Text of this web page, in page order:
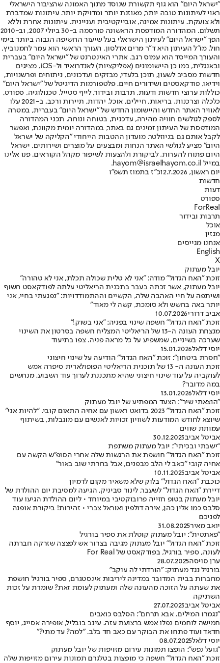
"ישראל היום" הוא גוף תקשורת שנוסד מתוך האמונה שהציבור הישראלי
ראוי לעיתונות טובה יותר, מאוזנת יותר ומדויקת יותר. עיתונות שמדברת
ולא צועקת. עיתונות אמינה, אובייקטיבית ועניינית. עיתונות אחרת וללא
תשלום. המהדורה המודפסת הראשונה פורסמה ב-30 ביולי 2007, וב-2010
הפך "ישראל היום" לעיתון הישראלי בעל שיעור החשיפה הגבוה ביותר בימי
חול. מו"ל העיתון היא ד"ר מרים אדלסון. העורך הראשי הוא עמר לחמנוביץ,
והעורך המייסד הוא עמוס רגב. אתרי האינטרנט של "ישראל היום" בעברית
ובאנגלית, כמו כן היישומונים (אפליקציות) לאנדרואיד ול-iOS, מציגים
חדשות מסביב לשעון, תוכן בלעדי, מבזקים ועדכונים, ניתוחים ופרשנויות,
וידיאו, פודקאסטים ושידורים חיים. פלטפורמות הדיגיטל של "ישראל היום"
כוללות ערוצי חדשות ודעות, תרבות ובידור, לייף סטייל, טכנולוגיה, ספורט,
כלכלה וצרכנות, בריאות, חיילים, אוכל, יהדות, תיירות ורכב. ב-2021 עלו
לאוויר האתר החדש והיישומון החדש של "ישראל היום" בעברית, במטרה
לספק לגולשים חוויה מהירה, עדכנית, בטוחה ונוחה. תכני המהדורה
המודפסת של העיתון זמינים גם באתר, במהדורה יומית מקוונת, ואפשר
לקבל אותם גם בניוזלטר. מועדון ההטבות הייחודי "הקליקה של ישראל
היום" מציע לגולשי האתר הנחות ומבצעים על מוצרים ושירותים. ישראל
היום פתוח להערות, לביקורת ולהצעות לשיפור מקהל הקוראים. פנו אלינו
במייל hayom@israelhayom.co.il.
יום ראשון, 12.7.2026
כ"ז בתמוז תשפ"ו
חדשות
דעות
ספורט
ForReal
תרבות ובידור
אוכל
מגזין
אנחנו מגייסים
English
X
יובל מעתוק
זוכת "האח הגדול" מודה: "אני לא טלית שכולה תכלת, אני לא טהורה"
יובל מעתוק, אשר זכתה בעבר בתכנית הריאליטי עלתה לפודקאסט חשוף
ושיתפה על חיי האהבה שלה, הקשיים וההתמודדויות: "נפגעתי בחיי, אני
יותר באה בחשש ולא סומכת, קשה לי מאוד"
אביב דרורי10.07.2026
זוכת "האח הגדול" חשפה שינוי בפניה: "אני בשוק!"
מנצחת העונה ה-13 של הריאליטי המצליח חשפה בסרטון את השינוי
שערכה בשיניים, שמשפיע על כל מראה פניה. צפו בתיעוד
יוסי דלאל15.01.2026
"חסרת ביטחון": זוכת "האח הגדול" הודיעה על שינוי חיצוני
זוכת העונה ה- 13 של תוכנית הריאליטי הפופולארית סיפרה אמש
לעוקביה על עוד שינוי חיצוני שהיא מתכננת לערוך עוד השבוע. מנחשים
במה מדובר?
יוסי דלאל13.01.2026
״הוצאתי שיר״: הצעד המפתיע של יובל מעתוק
זוכת ״האח הגדול״ 2023 בדואט ראשון עם אחיה התאום קובי. “להיות אני”
שיוצא לחודש המודעות לשוויון זכויות לאנשים עם מוגבלות, בשיתוף
עמותת שווים
אביטל אביב30.12.2025
“ישבתי ובכיתי”: יובל מעתוק משתפת
זוכת ״האח הגדול״ חושפת את הרגשות שלה אחרי הסופ"ש הקשה עם
אחיה קובי ״כאב לי הלב מבפנים, אבל בחרתי שוב באור”
אביטל אביב10.11.2025
כוכבת "האח הגדול" בלוק שלא משאיר מקום לדמיון
דיירת "האח הגדול" לשעבר, לינור סביניק, הגיעה למסיבת יום ההולדת של
יובל מעתוק בטופ חזייה פרובוקטיבי במיוחד • ליום ההולדת הגיעו עוד
סלבס כמו אלין כהן, אירה דולפין ואוראל צברי • זהירות! ביקורת אופנה
לפניכם
יואב מאיר31.08.2025
"פאתטית": יובל מעתוק קוטלת את ספיר בורגיל
זוכת "האח הגדול" יובל מעתוק מגיבה בצרור אש לפצצה שזרקה חברתה
לעונה, ספיר בורגיל, בפודקאסט של For Real
ערן סויסה28.07.2025
בורגיל נגד מעתוק: "הורדתי לה עוקב"
מחברות בבית המדובר במדינה ליריבות אינסטגרם, ספיר בורגיל חושפת
את שעתה על הזוכה מהעונה שלה ומעתוק לעומת זאת? שומרת על זכות
השתיקה
אביטל אביב27.07.2025
"נגמרו המילים, אבא תרחם": הסלבס כואבים
חמישה לוחמים נפלו אמש ברצועת עזה. עינב בובליל, אופירה אסייג, יוסף
חדאד ועוד פתחו את הבוקר עם כאב חד בלב. "למה? עד מתי?"
יוסי דלאל08.07.2025
"גועל נפש": הופצו תמונות עירום מזויפות של יובל מעתוק
זוכת "האח הגדול" חשפה כי מופצות בטלגרם תמונות עירום מזויפות שלה